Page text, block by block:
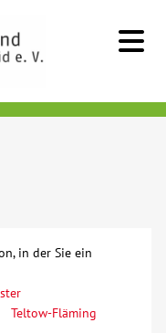
in der Sie ein
Teltow-Fläming